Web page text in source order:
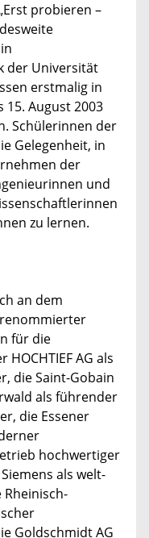
probieren –
der Universität
erstmalig in
August 2003
Schülerinnen der
Gelegenheit, in
der
und
zu lernen.
an dem
renommierter
für die
AG als
die Saint-Gobain
als führender
die Essener
hochwertiger
als welt-
Goldschmidt AG